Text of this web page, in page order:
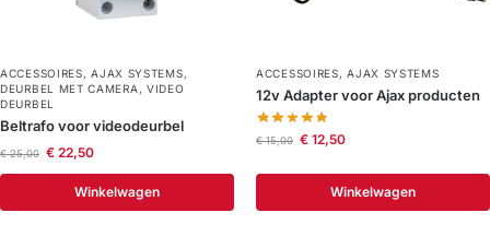
ACCESSOIRES,AJAX SYSTEMS,
DEURBEL MET CAMERA ,VIDEO
DEURBEL
Beltrafo voor videodeurbel
€25,00 €22,50
Winkelwagen
ACCESSOIRES,AJAX SYSTEMS
12v Adapter voor Ajax producten
€15,00 €12,50
Winkelwagen